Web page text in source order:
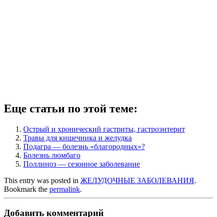
Еще статьи по этой теме:
Острый и хронический гастриты, гастроэнтерит
Травы для кишечника и желудка
Подагра — болезнь «благородных»?
Болезнь люмбаго
Поллиноз — сезонное заболевание
This entry was posted in ЖЕЛУДОЧНЫЕ ЗАБОЛЕВАНИЯ.
Bookmark the permalink.
Добавить комментарий